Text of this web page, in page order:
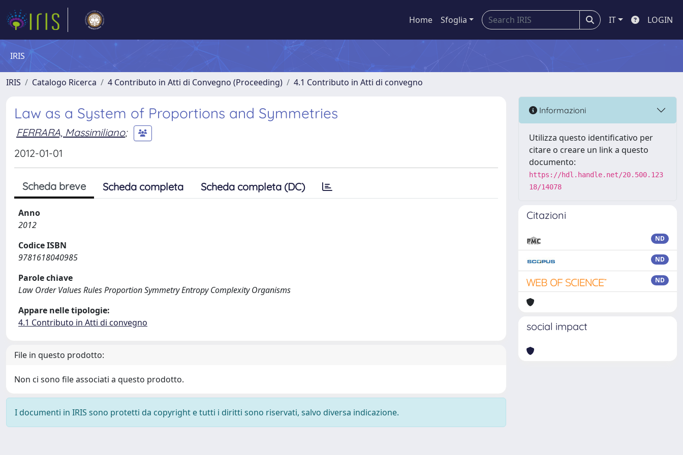
Home Sfoglia IT LOGIN
IRIS
IRIS Catalogo Ricerca 4 Contributo in Atti di Convegno (Proceeding) 4.1 Contributo in Atti di convegno
Law as a System of Proportions and Symmetries
FERRARA, Massimiliano;
2012-01-01
Scheda breve Scheda completa Scheda completa (DC)
Anno
2012
Codice ISBN
9781618040985
Parole chiave
Law Order Values Rules Proportion Symmetry Entropy Complexity Organisms
Appare nelle tipologie:
4.1 Contributo in Atti di convegno
File in questo prodotto:
Non ci sono file associati a questo prodotto.
I documenti in IRIS sono protetti da copyright e tutti i diritti sono riservati, salvo diversa indicazione.
Informazioni
Utilizza questo identificativo per
citare o creare un link a questo
documento:
https://hdl.handle.net/20.500.123
18/14078
Citazioni
ND
ND
ND
social impact